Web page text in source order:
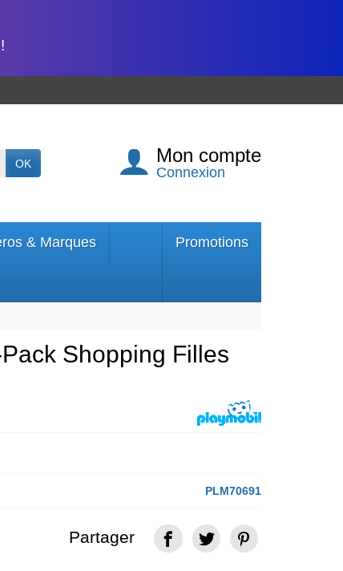
OK Mon compte
Connexion
& Marques Promotions
Shopping Filles
PLM70691
Partager